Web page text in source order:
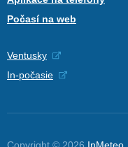
Počasí na web
Ventusky
In-počasie
Copyright © 2026 InMeteo,